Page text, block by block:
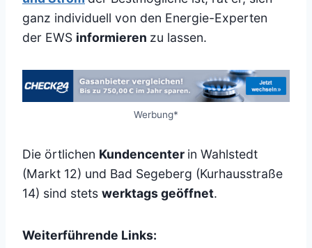
ganz individuell von den Energie-Experten
der EWS informieren zu lassen.
Werbung*
Die örtlichen Kundencenter in Wahlstedt
(Markt 12) und Bad Segeberg (Kurhausstraße
14) sind stets werktags geöffnet.
Weiterführende Links: